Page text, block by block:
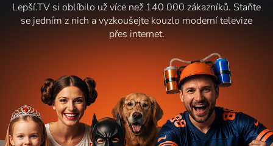
Lepší.TV si oblíbilo už více než 140 000 zákazníků. Staňte
se jedním z nich a vyzkoušejte kouzlo moderní televize
přes internet.